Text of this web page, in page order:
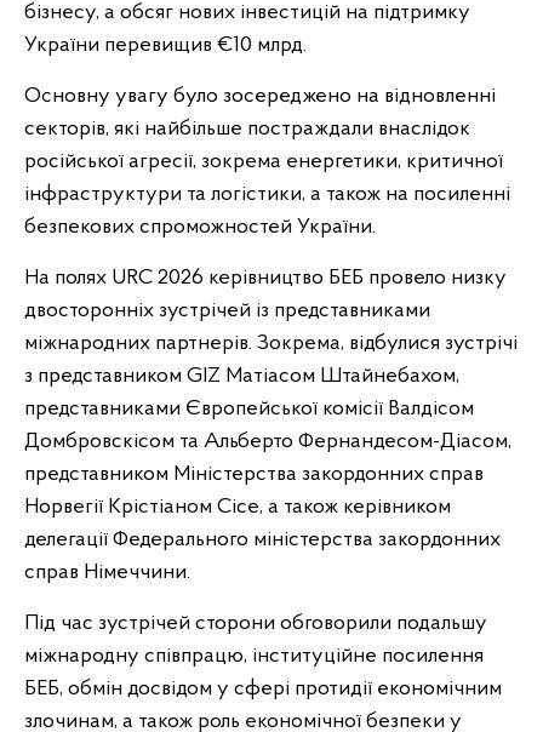
бізнесу, а обсяг нових інвестицій на підтримку
України перевищив €10 млрд.
Основну увагу було зосереджено на відновленні
секторів, які найбільше постраждали внаслідок
російської агресії, зокрема енергетики, критичної
інфраструктури та логістики, а також на посиленні
безпекових спроможностей України.
На полях URC 2026 керівництво БЕБ провело низку
двосторонніх зустрічей із представниками
міжнародних партнерів. Зокрема, відбулися зустрічі
з представником GIZ Матіасом Штайнебахом,
представниками Європейської комісії Валдісом
Домбровскісом та Альберто Фернандесом-Діасом,
представником Міністерства закордонних справ
Норвегії Крістіаном Сісе, а також керівником
делегації Федерального міністерства закордонних
справ Німеччини.
Під час зустрічей сторони обговорили подальшу
міжнародну співпрацю, інституційне посилення
БЕБ, обмін досвідом у сфері протидії економічним
злочинам, а також роль економічної безпеки у